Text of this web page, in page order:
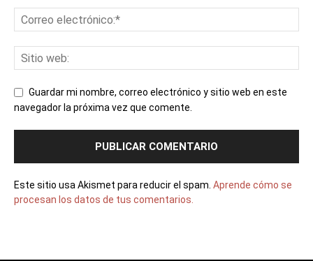
Guardar mi nombre, correo electrónico y sitio web en este
navegador la próxima vez que comente.
Este sitio usa Akismet para reducir el spam. Aprende cómo se
procesan los datos de tus comentarios.